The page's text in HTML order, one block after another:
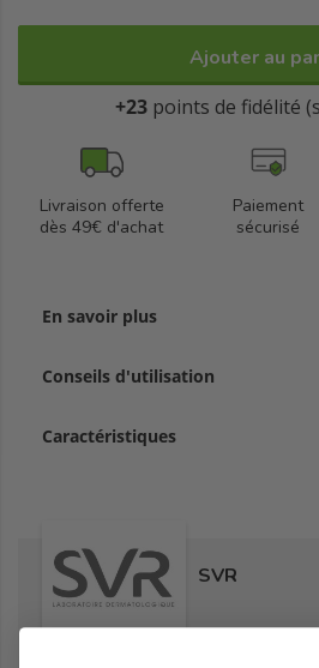
Fabriquée en France, elle est sans
Ajouter au
+23 points de fidélité
Livraison offerte
dès 49€ d'achat
Paiement
sécurisé
En savoir plus
Conseils d'utilisation
Caractéristiques
SVR